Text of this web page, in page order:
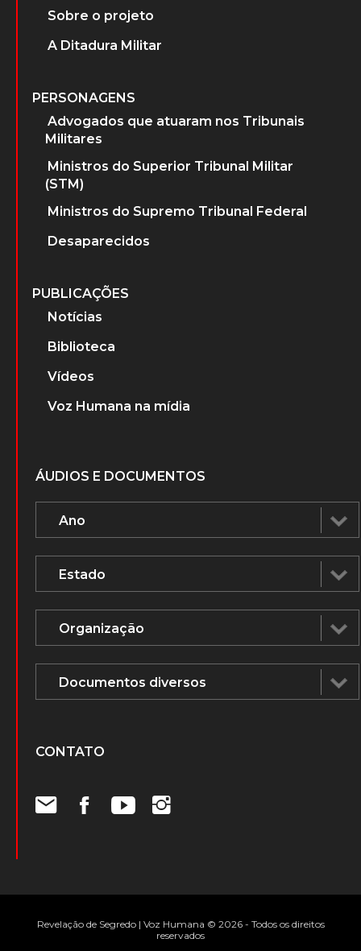
Sobre o projeto
A Ditadura Militar
PERSONAGENS
Advogados que atuaram nos Tribunais
Militares
Ministros do Superior Tribunal Militar
(STM)
Ministros do Supremo Tribunal Federal
Desaparecidos
PUBLICAÇÕES
Notícias
Biblioteca
Vídeos
Voz Humana na mídia
ÁUDIOS E DOCUMENTOS
CONTATO
Revelação de Segredo | Voz Humana © 2026 - Todos os direitos
reservados